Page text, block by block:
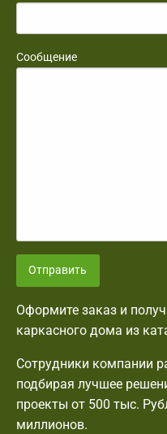
Сообщение
Отправить
Оформите заказ и
каркасного дома из
Сотрудники компании
подбирая лучшее
проекты от 500 тыс.
миллионов.